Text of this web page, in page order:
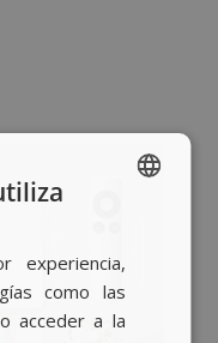
BASQUE
experiencia,
como las
acceder a la